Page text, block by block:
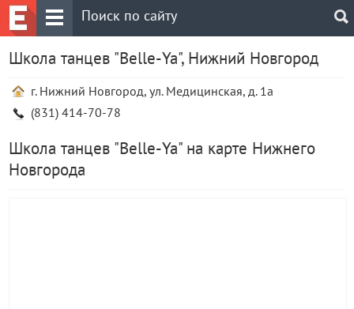
Школа танцев "Belle-Ya", Нижний Новгород
г. Нижний Новгород, ул. Медицинская, д. 1а
(831) 414-70-78
Школа танцев "Belle-Ya" на карте Нижнего
Новгорода